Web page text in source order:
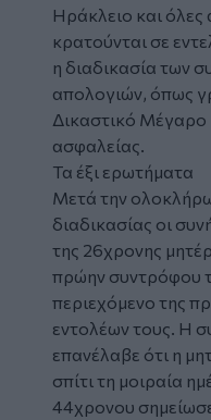
Ηράκλειο και όλες
κρατούνται σε
η διαδικασία των
απολογιών, όπως
Δικαστικό Μέγαρο
ασφαλείας.
Τα έξι ερωτήματα
Μετά την
διαδικασίας οι
της 26χρονης
πρώην συντρόφου
περιεχόμενο της
εντολέων τους. Η
επανέλαβε ότι η
σπίτι τη μοιραία
44χρονου